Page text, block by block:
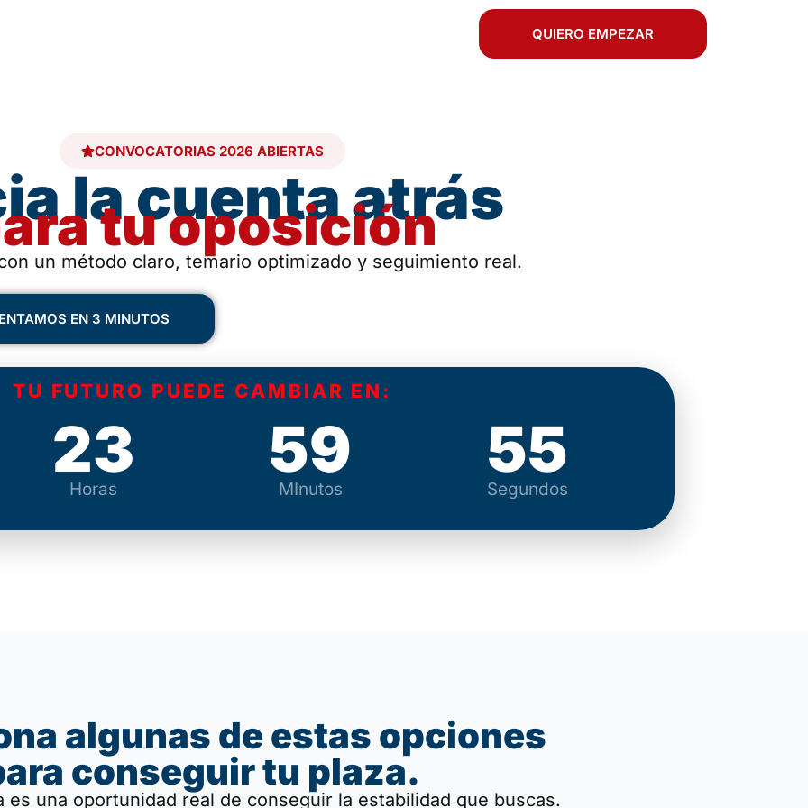
QUIERO EMPEZAR
CONVOCATORIAS 2026 ABIERTAS
la cuenta atrás
tu oposición
un método claro, temario optimizado y seguimiento real.
EN 3 MINUTOS
TU FUTURO PUEDE CAMBIAR EN:
23
Horas
59
MInutos
54
Segundos
algunas de estas opciones
conseguir tu plaza.
es una oportunidad real de conseguir la estabilidad que buscas.